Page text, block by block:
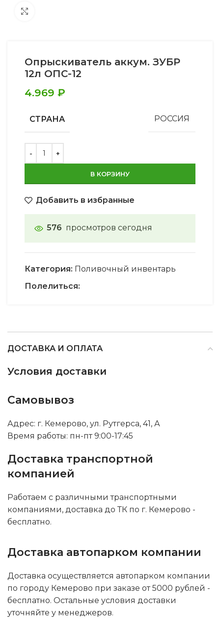
Опрыскиватель аккум. ЗУБР
12л ОПС-12
4.969 ₽
СТРАНА РОССИЯ
В КОРЗИНУ
Добавить в избранные
576 просмотров сегодня
Категория: Поливочный инвентарь
Полелиться:
ДОСТАВКА И ОПЛАТА
Условия доставки
Самовывоз
Адрес: г. Кемерово, ул. Рутгерса, 41, А
Время работы: пн-пт 9:00-17:45
Доставка транспортной
компанией
Работаем с различными транспортными
компаниями, доставка до ТК по г. Кемерово -
бесплатно.
Доставка автопарком компании
Доставка осуществляется автопарком компании
по городу Кемерово при заказе от 5000 рублей -
бесплатно. Остальные условия доставки
уточняйте у менеджеров.